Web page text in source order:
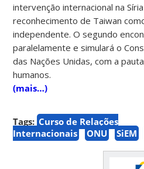
intervenção internacional na
reconhecimento de Taiwan
independente. O segundo
paralelamente e simulará o
das Nações Unidas, com a
humanos.
(mais…)
Tags: Curso de Relações
Internacionais
ONU SiEM